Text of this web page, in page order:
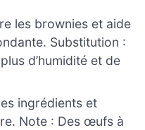
les brownies et aide
Substitution :
d’humidité et de
ingrédients et
Note : Des œufs à